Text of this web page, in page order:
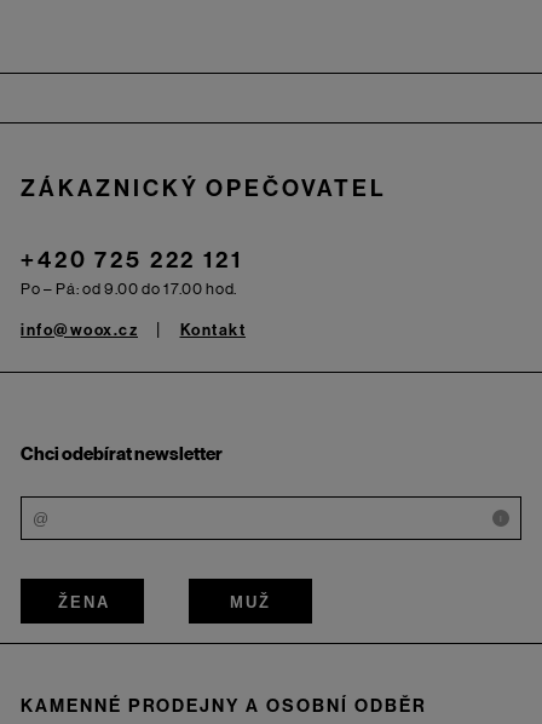
ZÁKAZNICKÝ OPEČOVATEL
+420 725 222 121
Po – Pá: od 9.00 do 17.00 hod.
info@woox.cz Kontakt
Chci odebírat newsletter
i
ŽENA MUŽ
KAMENNÉ PRODEJNY A OSOBNÍ ODBĚR